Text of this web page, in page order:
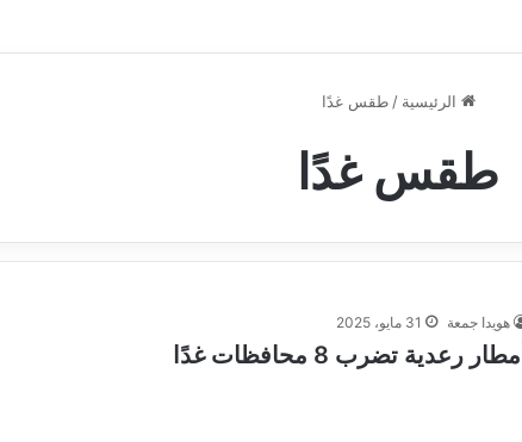
الرئيسية / طقس غدًا
طقس غدًا
هويدا جمعة 31 مايو، 2025
أمطار رعدية تضرب 8 محافظات غدًا